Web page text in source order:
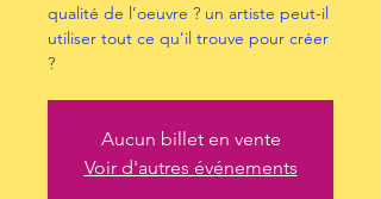
qualité de l’oeuvre ? un artiste peut-il
utiliser tout ce qu’il trouve pour créer
?
Aucun billet en vente
Voir d'autres événements